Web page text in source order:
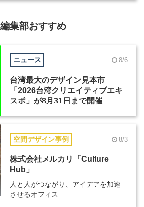
編集部おすすめ
ニュース 8/6
台湾最大のデザイン見本市
「2026台湾クリエイティブエキ
スポ」が8月31日まで開催
空間デザイン事例 8/3
株式会社メルカリ「Culture
Hub」
人と人がつながり、アイデアを加速
させるオフィス